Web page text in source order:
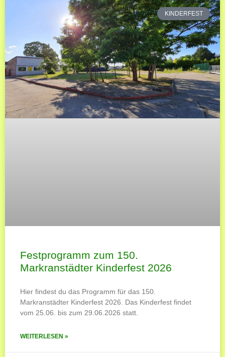
KINDERFEST
Festprogramm zum 150.
Markranstädter Kinderfest 2026
Hier findest du das Programm für das 150.
Markranstädter Kinderfest 2026. Das Kinderfest findet
vom 25.06. bis zum 29.06.2026 statt.
WEITERLESEN »